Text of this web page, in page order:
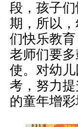
段，孩子
期，所以
们快乐教
老师们要
使。对幼
考，努力
的童年增彩